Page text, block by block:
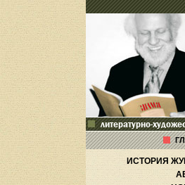
литературно-
ИСТОРИЯ